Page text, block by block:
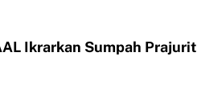
Ikrarkan Sumpah Prajurit